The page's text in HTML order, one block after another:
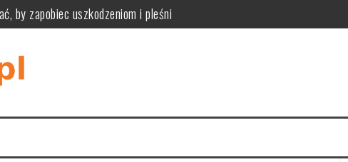
by zapobiec uszkodzeniom i pleśni
przyczyny i bezpiecznie je usunąć
funkcjonalność i praktyczne zastosowania w różnych wnętrzach
wymiary, styl i ukrywanie kabli dla komfortu i estetyki